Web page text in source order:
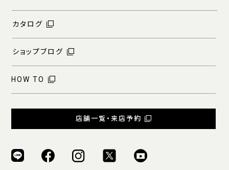
カタログ
ショップブログ
HOW TO
店舗一覧・来店予約